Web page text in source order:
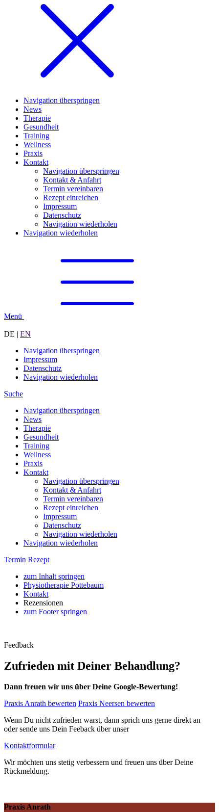
Navigation überspringen
News
Therapie
Gesundheit
Training
Wellness
Praxis
Kontakt
Navigation überspringen
Kontakt & Anfahrt
Termin vereinbaren
Rezept einreichen
Impressum
Datenschutz
Navigation wiederholen
Navigation wiederholen
Menü
DE | EN
Navigation überspringen
Impressum
Datenschutz
Navigation wiederholen
Suche
Navigation überspringen
News
Therapie
Gesundheit
Training
Wellness
Praxis
Kontakt
Navigation überspringen
Kontakt & Anfahrt
Termin vereinbaren
Rezept einreichen
Impressum
Datenschutz
Navigation wiederholen
Navigation wiederholen
Termin Rezept
zum Inhalt springen
Physiotherapie Pottebaum
Kontakt
Rezensionen
zum Footer springen
Feedback
Zufrieden mit Deiner Behandlung?
Dann freuen wir uns über Deine Google-Bewertung!
Praxis Anrath bewerten Praxis Neersen bewerten
Wenn Du nicht zufrieden warst, dann sprich uns gerne direkt an
oder sende uns Dein Feeback über unser
Kontaktformular
Wir möchten uns stetig verbessern und freuen uns über Deine
Rückmeldung.
Praxis Anrath